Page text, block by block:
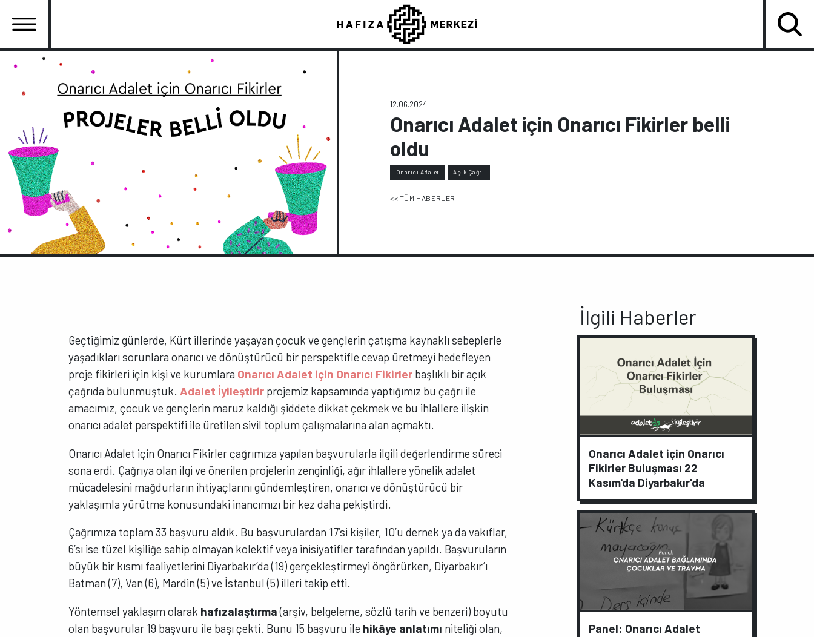
atla
Ana
gezinti
menüsü
12.06.2024
Onarıcı Adalet için Onarıcı Fikirler belli
oldu
Onarıcı Adalet Açık Çağrı
<< TÜM HABERLER
Geçtiğimiz günlerde, Kürt illerinde yaşayan çocuk ve gençlerin çatışma kaynaklı sebeplerle
yaşadıkları sorunlara onarıcı ve dönüştürücü bir perspektifle cevap üretmeyi hedefleyen
proje fikirleri için kişi ve kurumlara Onarıcı Adalet için Onarıcı Fikirler başlıklı bir açık
çağrıda bulunmuştuk. Adalet İyileştirir projemiz kapsamında yaptığımız bu çağrı ile
amacımız, çocuk ve gençlerin maruz kaldığı şiddete dikkat çekmek ve bu ihlallere ilişkin
onarıcı adalet perspektifi ile üretilen sivil toplum çalışmalarına alan açmaktı.
Onarıcı Adalet için Onarıcı Fikirler çağrımıza yapılan başvurularla ilgili değerlendirme süreci
sona erdi. Çağrıya olan ilgi ve önerilen projelerin zenginliği, ağır ihlallere yönelik adalet
mücadelesini mağdurların ihtiyaçlarını gündemleştiren, onarıcı ve dönüştürücü bir
yaklaşımla yürütme konusundaki inancımızı bir kez daha pekiştirdi.
Çağrımıza toplam 33 başvuru aldık. Bu başvurulardan 17’si kişiler, 10’u dernek ya da vakıflar,
6’sı ise tüzel kişiliğe sahip olmayan kolektif veya inisiyatifler tarafından yapıldı. Başvuruların
büyük bir kısmı faaliyetlerini Diyarbakır’da (19) gerçekleştirmeyi öngörürken, Diyarbakır’ı
Batman (7), Van (6), Mardin (5) ve İstanbul (5) illeri takip etti.
Yöntemsel yaklaşım olarak hafızalaştırma(arşiv, belgeleme, sözlü tarih ve benzeri) boyutu
olan başvurular 19 başvuru ile başı çekti. Bunu 15 başvuru ile hikâye anlatımı niteliği olan,
İlgili Haberler
Onarıcı Adalet için Onarıcı
Fikirler Buluşması 22
Kasım'da Diyarbakır'da
Panel: Onarıcı Adalet